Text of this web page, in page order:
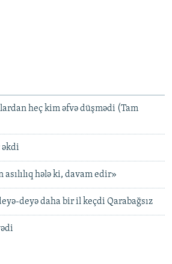
heç kim əfvə düşmədi (Tam
əkdi
hələ ki, davam edir»
deyə daha bir il keçdi Qarabağsız